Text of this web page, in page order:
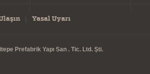
Yasal Uyarı
Prefabrik Yapı San . Tic. Ltd. Şti.